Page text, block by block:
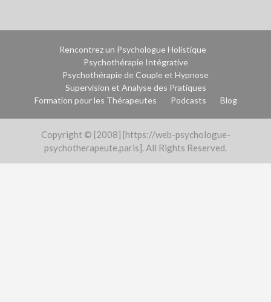
Rencontrez un Psychologue Holistique
Psychothérapie Intégrative
Psychothérapie de Couple et Hypnose
Supervision et Analyse des Pratiques
Formation pour les Thérapeutes
Podcasts Blog
Copyright © [2008] [https://web-psychologue-
psychotherapeute.paris]. All Rights Reserved.